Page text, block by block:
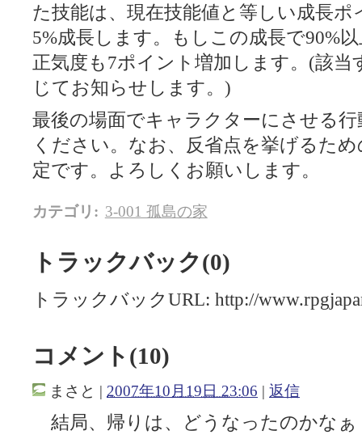
た技能は、現在技能値と等しい成長
5%成長します。もしこの成長で90%
正気度も7ポイント増加します。(該当
じてお知らせします。)
最後の場面でキャラクターにさせる
ください。なお、反省点を挙げるた
定です。よろしくお願いします。
カテゴリ : 3-001 孤島の家
トラックバック(0)
トラックバックURL: http://
コメント(10)
まさと | 2007年10月19日 23:06 | 返信
結局、帰りは、どうなったのかなぁ